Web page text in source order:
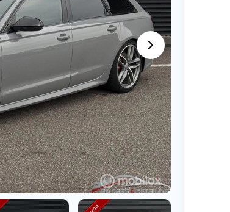
Audi
(2000+ auto's)
BMW
(2000+ auto's)
Particulier
Vragen over particulier
Jouw aanvraag
Vragen over jouw aanvraag
Leasevormen
Vragen over leasevormen